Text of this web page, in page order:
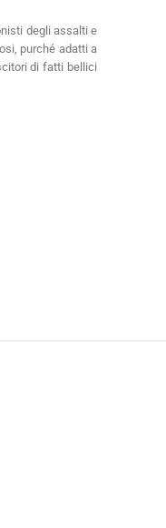
degli assalti e
purché adatti a
di fatti bellici